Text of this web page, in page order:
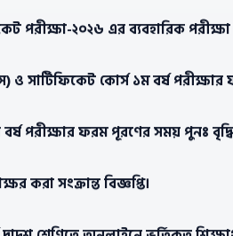
পরীক্ষা-২০২৬ এর ব্যবহারিক পরীক্ষা
ও সার্টিফিকেট কোর্স ১ম বর্ষ পরীক্ষার
পরীক্ষার ফরম পূরণের সময় পুনঃ বৃদ্ধি
করা সংক্রান্ত বিজ্ঞপ্তি।
শ্রেণিতে অনলাইনে ভর্তিকৃত